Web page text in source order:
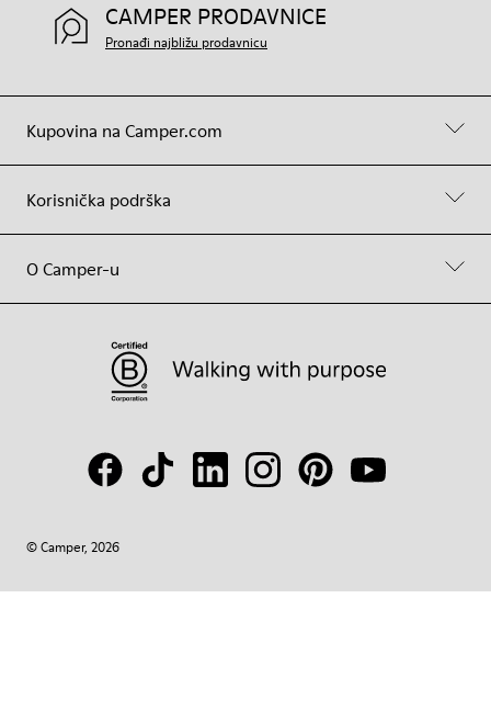
Kupovina na Camper.com
Korisnička podrška
O Camper-u
CAMPER PRODAVNICE
Pronađi najbližu prodavnicu
© Camper, 2026